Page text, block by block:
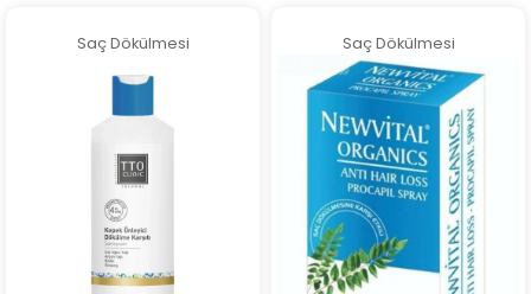
Saç Dökülmesi Saç Dökülmesi